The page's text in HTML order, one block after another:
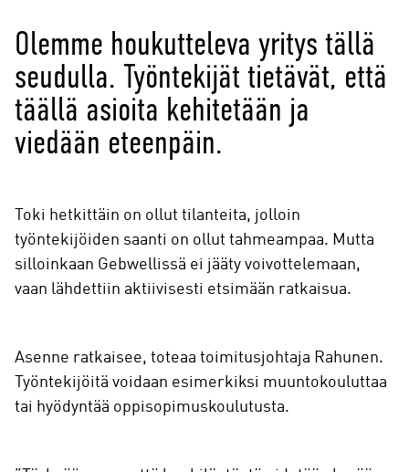
Olemme houkutteleva yritys tällä
seudulla. Työntekijät tietävät, että
täällä asioita kehitetään ja
viedään eteenpäin.
Toki hetkittäin on ollut tilanteita, jolloin
työntekijöiden saanti on ollut tahmeampaa. Mutta
silloinkaan Gebwellissä ei jääty voivottelemaan,
vaan lähdettiin aktiivisesti etsimään ratkaisua.
Asenne ratkaisee, toteaa toimitusjohtaja Rahunen.
Työntekijöitä voidaan esimerkiksi muuntokouluttaa
tai hyödyntää oppisopimuskoulutusta.